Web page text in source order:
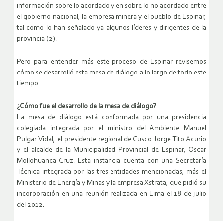
información sobre lo acordado y en sobre lo no acordado entre
el gobierno nacional, la empresa minera y el pueblo de Espinar,
tal como lo han señalado ya algunos líderes y dirigentes de la
provincia (2).
Pero para entender más este proceso de Espinar revisemos
cómo se desarrolló esta mesa de diálogo a lo largo de todo este
tiempo.
¿Cómo fue el desarrollo de la mesa de diálogo?
La mesa de diálogo está conformada por una presidencia
colegiada integrada por el ministro del Ambiente Manuel
Pulgar Vidal, el presidente regional de Cusco Jorge Tito Acurio
y el alcalde de la Municipalidad Provincial de Espinar, Oscar
Mollohuanca Cruz. Esta instancia cuenta con una Secretaría
Técnica integrada por las tres entidades mencionadas, más el
Ministerio de Energía y Minas y la empresa Xstrata, que pidió su
incorporación en una reunión realizada en Lima el 18 de julio
del 2012.